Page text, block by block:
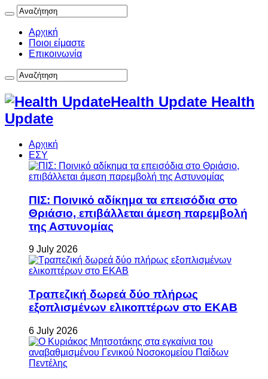
Αρχική
Ποιοι είμαστε
Επικοινωνία
Health Update Health
Update
Αρχική
ΕΣΥ
ΠΙΣ: Ποινικό αδίκημα τα επεισόδια στο
Θριάσιο, επιβάλλεται άμεση παρεμβολή
της Αστυνομίας
9 July 2026
Τραπεζική δωρεά δύο πλήρως
εξοπλισμένων ελικοπτέρων στο ΕΚΑΒ
6 July 2026